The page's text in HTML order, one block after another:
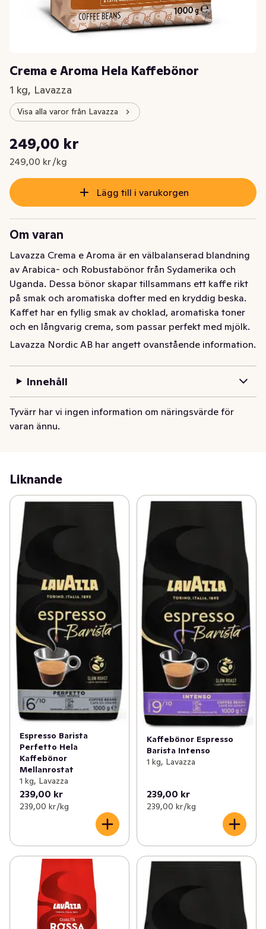
Crema e Aroma Hela Kaffebönor
1 kg, Lavazza
Visa alla varor från Lavazza
Nuvarande pris är: 249,00 kr
249,00 kr
249,00 kr /kg
Styckpris: 249,00 kr /kg
Lägg till i varukorgen
Om varan
Lavazza Crema e Aroma är en välbalanserad blandning
av Arabica- och Robustabönor från Sydamerika och
Uganda. Dessa bönor skapar tillsammans ett kaffe rikt
på smak och aromatiska dofter med en kryddig beska.
Kaffet har en fyllig smak av choklad, aromatiska toner
och en långvarig crema, som passar perfekt med mjölk.
Idealisk för exempelvis Latte Macchiato eller
helautomatisk kaffemaskin eller en kaffekvarn.
Mellanrostat och en intensitet på 8/10.
Lavazza Nordic AB har angett ovanstående information.
Innehåll
Tyvärr har vi ingen information om näringsvärde för
varan ännu.
Liknande
Espresso Barista
Perfetto Hela
Kaffebönor
Mellanrostat
1 kg, Lavazza
239,00 kr
239,00 kr /kg
Kaffebönor Espresso
Barista Intenso
1 kg, Lavazza
239,00 kr
239,00 kr /kg